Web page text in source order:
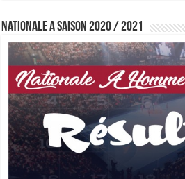
Nationale A saison 2020 / 2021